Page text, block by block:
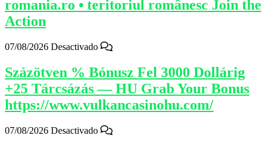
romania.ro • teritoriul românesc Join the
Action
07/08/2026 Desactivado
Százötven % Bónusz Fel 3000 Dollárig
+25 Tárcsázás — HU Grab Your Bonus
https://www.vulkancasinohu.com/
07/08/2026 Desactivado